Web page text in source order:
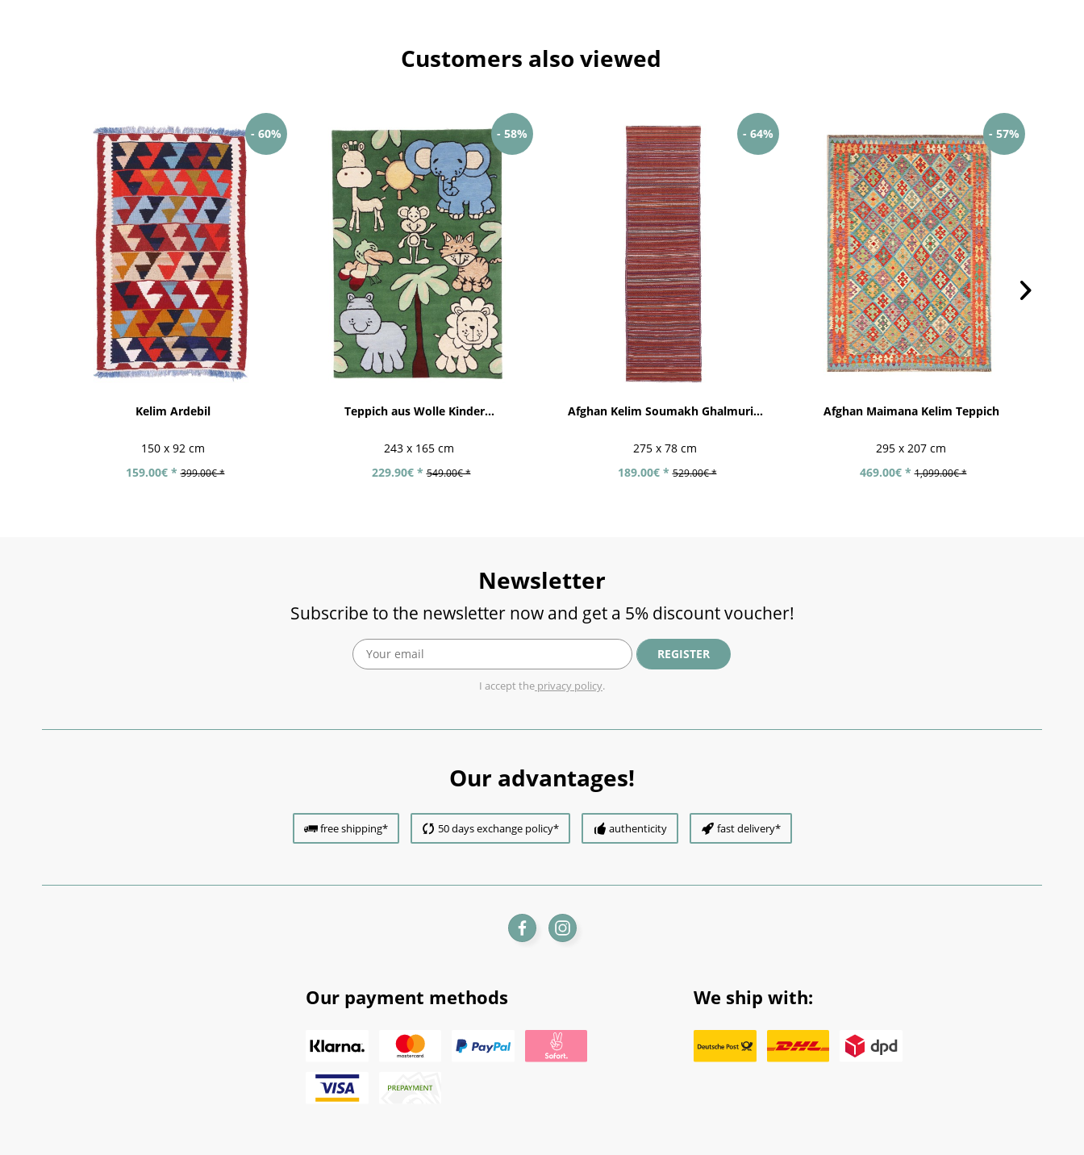
Customers also viewed
- 60%
Kelim Ardebil
150 x 92 cm
159.00€ * 399.00€ *
- 58%
Teppich aus Wolle Kinder...
243 x 165 cm
229.90€ * 549.00€ *
- 64%
Afghan Kelim Soumakh Ghalmuri...
275 x 78 cm
189.00€ * 529.00€ *
- 57%
Afghan Maimana Kelim Teppich
295 x 207 cm
469.00€ * 1,099.00€ *
Newsletter
Subscribe to the newsletter now and get a 5% discount voucher!
REGISTER
I accept the privacy policy.
Our advantages!
free shipping* 50 days exchange policy* authenticity fast delivery*
Our payment methods We ship with: